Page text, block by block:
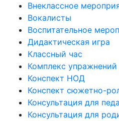
Внеклассное
Вокалисты
Воспитательное
Дидактическая игра
Классный час
Комплекс упражнений
Конспект НОД
Конспект сюжетно-
Консультация для
Консультация для